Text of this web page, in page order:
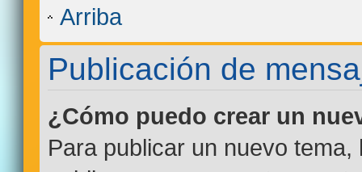
Arriba
Publicación de
¿Cómo puedo crear un
Para publicar un nuevo